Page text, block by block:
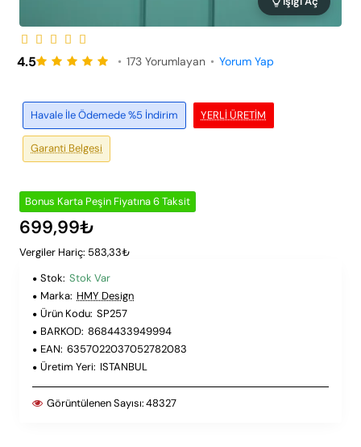
YERLI ÜRETIM
Havale İle Ödemede %5 İndirim
Garanti Belgesi
4.5 • 173 Yorumlayan • Yorum Yap
Bonus Karta Peşin Fiyatına 6 Taksit
699,99₺
Vergiler Hariç: 583,33₺
Stok: Stok Var
Marka: HMY Design
Ürün Kodu: SP257
BARKOD: 8684433949994
EAN: 6357022037052782083
Üretim Yeri: ISTANBUL
Görüntülenen Sayısı:48327